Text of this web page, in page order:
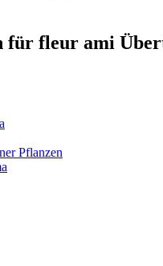
fleur ami
Pflanzen